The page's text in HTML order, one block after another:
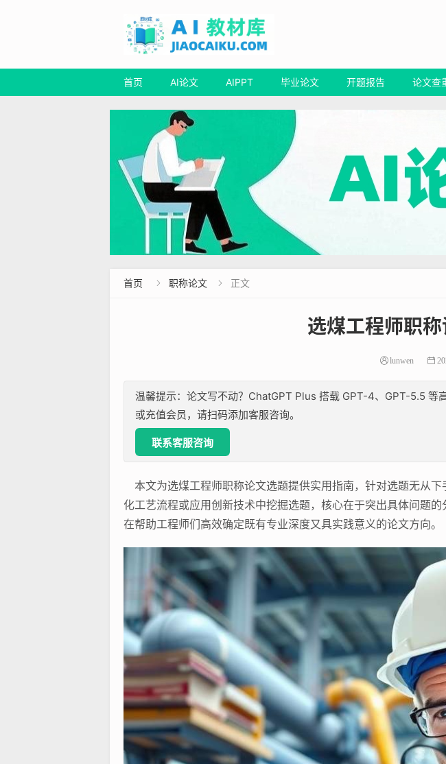
首页 AI论文 AIPPT 毕业论文 开题报告 论文查
首页  职称论文  正文
选煤工程师职
lunwen
温馨提示：论文写不动？ChatGPT Plus 搭载 GPT-4、GPT-5.5 等
或充值会员，请扫码添加客服咨询。
联系客服咨询
本文为选煤工程师职称论文选题提供实用指南，针对选题无从
化工艺流程或应用创新技术中挖掘选题，核心在于突出具体问题
在帮助工程师们高效确定既有专业深度又具实践意义的论文方向。